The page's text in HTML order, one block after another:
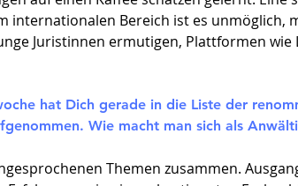
internationalen Bereich ist es unmöglich,
Juristinnen ermutigen, Plattformen wie
hat Dich gerade in die Liste der
Wie macht man sich als
Themen zusammen.